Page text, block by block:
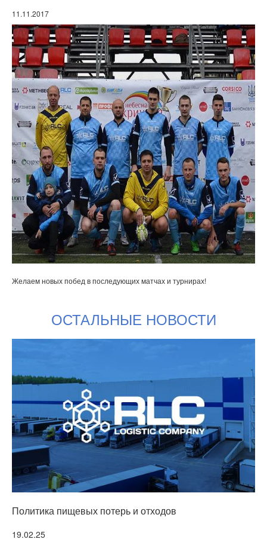
11.11.2017
Желаем новых побед в последующих матчах и турнирах!
ОСТАЛЬНЫЕ НОВОСТИ
Подробнее
Политика пищевых потерь и отходов
19.02.25